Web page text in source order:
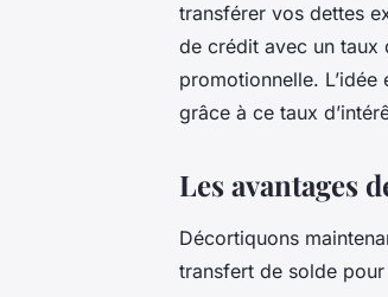
transférer vos dettes
de crédit avec un taux
promotionnelle.
grâce à ce taux
Les avantages
Décortiquons
transfert de solde